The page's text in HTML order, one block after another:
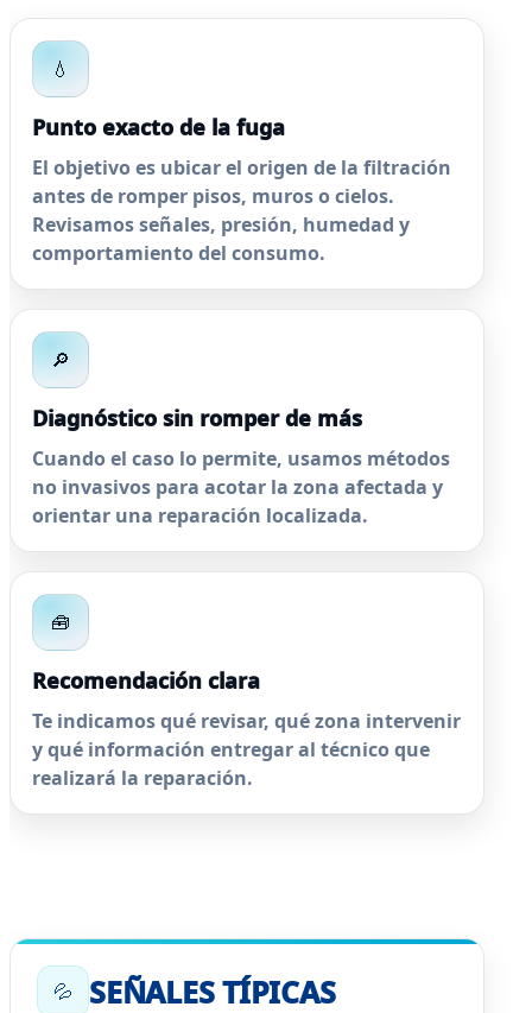
💧
Punto exacto de la fuga
El objetivo es ubicar el origen de la filtración
antes de romper pisos, muros o cielos.
Revisamos señales, presión, humedad y
comportamiento del consumo.
🔎
Diagnóstico sin romper de más
Cuando el caso lo permite, usamos métodos
no invasivos para acotar la zona afectada y
orientar una reparación localizada.
🧰
Recomendación clara
Te indicamos qué revisar, qué zona intervenir
y qué información entregar al técnico que
realizará la reparación.
💦 SEÑALES TÍPICAS